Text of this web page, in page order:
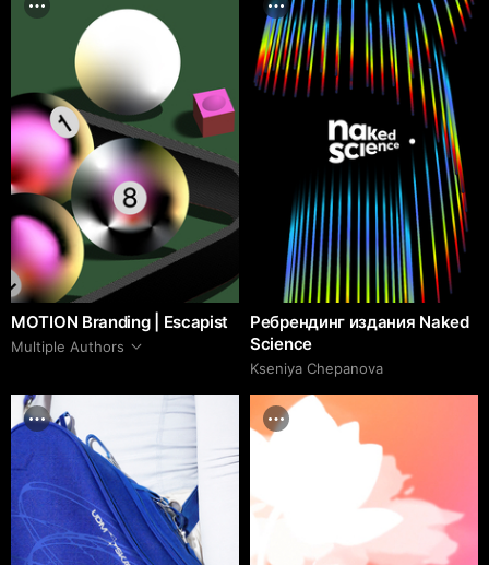
MOTION Branding | Escapist
Multiple Authors
Ребрендинг издания Naked
Science
Kseniya Chepanova